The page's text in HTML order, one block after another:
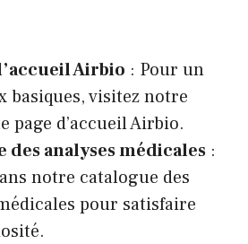
Airbio : Pour un
basiques, visitez notre
page d’accueil Airbio.
des analyses médicales :
notre catalogue des
pour satisfaire